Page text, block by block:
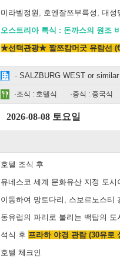
미라벨정원, 호엔잘쯔부륵성, 대성
오스트리아 특식 : 돈까스의 원조
★선택관광★ 짤쯔캄머굿 유람선
· SALZBURG WEST or
·조식 : 호텔식 ·중식 : 중국식
2026-08-08 토요일
호텔 조식 후
유네스코 세계 문화유산 지정 도
이동하여 망토다리, 스보르노스티
동유럽의 파리로 불리는 백탑의 도
석식 후 프라하 야경 관람 (30유로
호텔 체크인